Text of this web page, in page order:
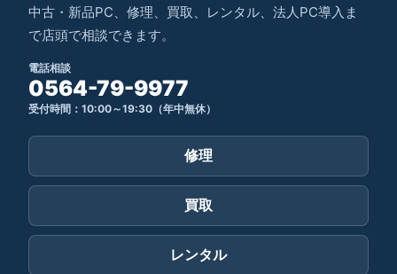
中古・新品PC、修理、買取、レンタル、法人PC導入ま
で店頭で相談できます。
電話相談
0564-79-9977
受付時間：10:00～19:30（年中無休）
修理
買取
レンタル